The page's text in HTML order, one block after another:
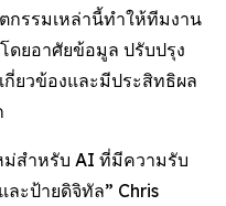
รรมเหล่านี้ทำให้ทีมงาน
ดยอาศัยข้อมูล ปรับปรุง
ยวข้องและมีประสิทธิผล
ม่สำหรับ AI ที่มีความรับ
ะป้ายดิจิทัล” Chris